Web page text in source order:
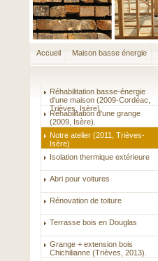
Accueil Maison basse énergie
Réhabilitation basse-énergie
d'une maison (2009-Cordéac,
Trièves, Isère)
Réhabilitation d'une grange
(2009, Isère).
Notre atelier (2011, Trièves-
Isère)
Isolation thermique extérieure
Abri pour voitures
Rénovation de toiture
Terrasse bois en Douglas
Grange + extension bois
Chichilianne (Trièves, 2013).